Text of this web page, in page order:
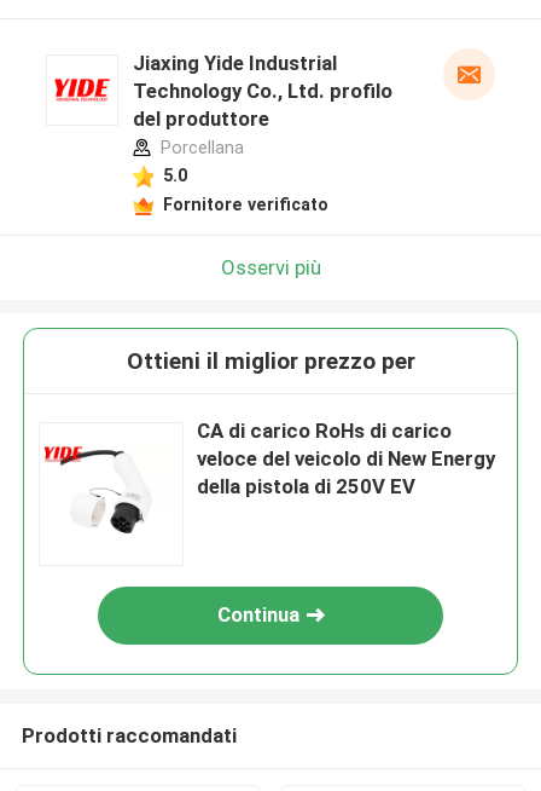
Jiaxing Yide Industrial
Technology Co., Ltd. profilo
del produttore
Porcellana
5.0
Fornitore verificato
Osservi più
Ottieni il miglior prezzo per
CA di carico RoHs di carico
veloce del veicolo di New Energy
della pistola di 250V EV
Continua
Prodotti raccomandati